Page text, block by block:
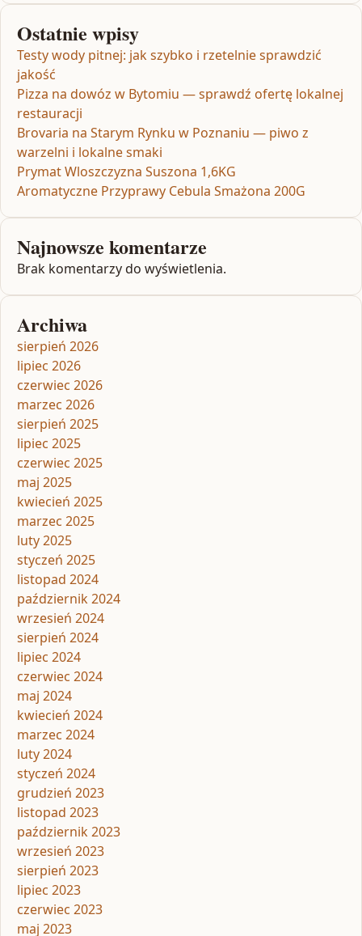
Ostatnie wpisy
Testy wody pitnej: jak szybko i rzetelnie sprawdzić
jakość
Pizza na dowóz w Bytomiu — sprawdź ofertę lokalnej
restauracji
Brovaria na Starym Rynku w Poznaniu — piwo z
warzelni i lokalne smaki
Prymat Wloszczyzna Suszona 1,6KG
Aromatyczne Przyprawy Cebula Smażona 200G
Najnowsze komentarze
Brak komentarzy do wyświetlenia.
Archiwa
sierpień 2026
lipiec 2026
czerwiec 2026
marzec 2026
sierpień 2025
lipiec 2025
czerwiec 2025
maj 2025
kwiecień 2025
marzec 2025
luty 2025
styczeń 2025
listopad 2024
październik 2024
wrzesień 2024
sierpień 2024
lipiec 2024
czerwiec 2024
maj 2024
kwiecień 2024
marzec 2024
luty 2024
styczeń 2024
grudzień 2023
listopad 2023
październik 2023
wrzesień 2023
sierpień 2023
lipiec 2023
czerwiec 2023
maj 2023